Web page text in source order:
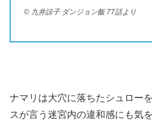
© 九井諒子 ダンジョン飯 77話より
ナマリは大穴に落ちたシュロー
スが言う迷宮内の違和感にも気